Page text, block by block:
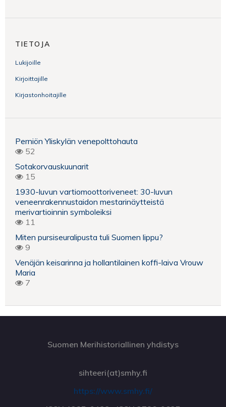
TIETOJA
Lukijoille
Kirjoittajille
Kirjastonhoitajille
Perniön Yliskylän venepolttohauta
52
Sotakorvauskuunarit
15
1930-luvun vartiomoottoriveneet: 30-luvun
veneenrakennustaidon mestarinäytteistä
merivartioinnin symboleiksi
11
Miten pursiseuralipusta tuli Suomen lippu?
9
Venäjän keisarinna ja hollantilainen koffi-laiva Vrouw
Maria
7
Suomen Merihistoriallinen yhdistys
sihteeri(at)smhy.fi
https://www.smhy.fi/